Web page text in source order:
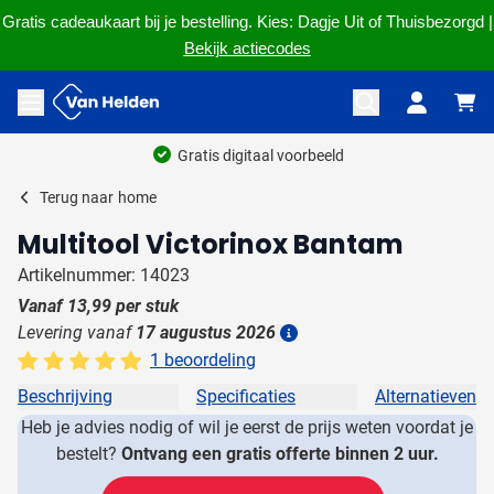
Gratis cadeaukaart bij je bestelling. Kies: Dagje Uit of Thuisbezorgd |
Bekijk actiecodes
Ga naar de inhoud
Menu openen
Gratis digitaal voorbeeld
Terug naar home
Multitool Victorinox Bantam
Artikelnummer: 14023
Vanaf 13,99 per stuk
Levering vanaf 17 augustus 2026
1 beoordeling
Beschrijving
Specificaties
Alternatieven
Heb je advies nodig of wil je eerst de prijs weten voordat je
bestelt? Ontvang een gratis offerte binnen 2 uur.